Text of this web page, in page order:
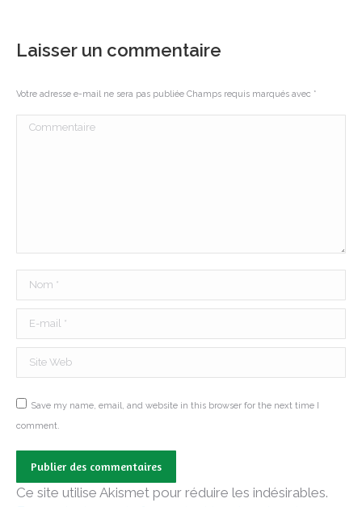
Laisser un commentaire
Votre adresse e-mail ne sera pas publiée Champs requis marqués avec *
Commentaire
Nom *
E-mail *
Site Web
Save my name, email, and website in this browser for the next time I
comment.
Publier des commentaires
Ce site utilise Akismet pour réduire les indésirables.